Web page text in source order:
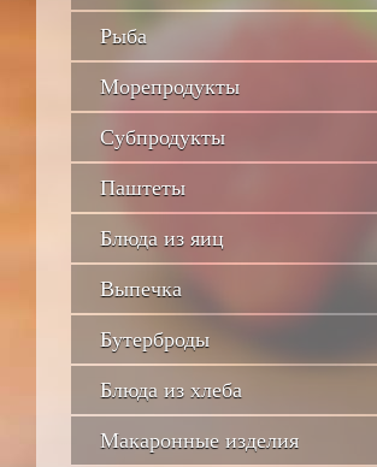
Рыба
Морепродукты
Субпродукты
Паштеты
Блюда из яиц
Выпечка
Бутерброды
Блюда из хлеба
Макаронные изделия